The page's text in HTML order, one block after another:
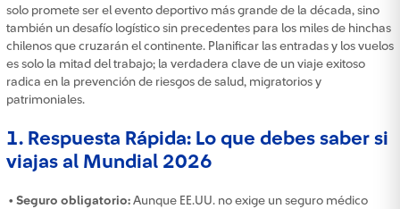
solo promete ser el evento deportivo más grande de la década, sino
también un desafío logístico sin precedentes para los miles de hinchas
chilenos que cruzarán el continente. Planificar las entradas y los vuelos
es solo la mitad del trabajo; la verdadera clave de un viaje exitoso
radica en la prevención de riesgos de salud, migratorios y
patrimoniales.
1. Respuesta Rápida: Lo que debes saber si
viajas al Mundial 2026
• Seguro obligatorio: Aunque EE.UU. no exige un seguro médico